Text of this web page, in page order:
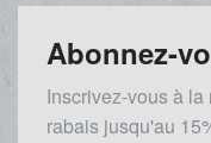
Abonnez-
Inscrivez-vous à
rabais jusqu'au 1